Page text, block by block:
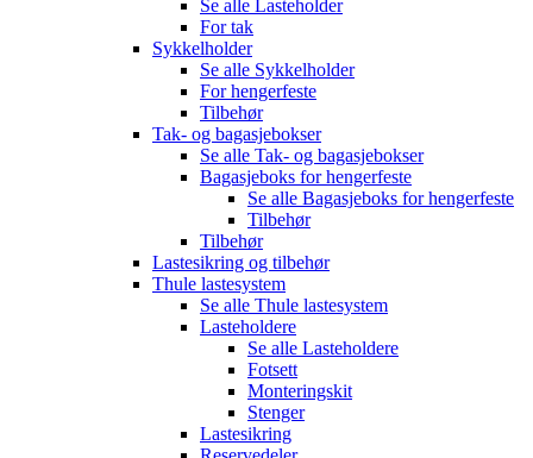
Se alle Lasteholder
For tak
Sykkelholder
Se alle Sykkelholder
For hengerfeste
Tilbehør
Tak- og bagasjebokser
Se alle Tak- og bagasjebokser
Bagasjeboks for hengerfeste
Se alle Bagasjeboks for hengerfeste
Tilbehør
Tilbehør
Lastesikring og tilbehør
Thule lastesystem
Se alle Thule lastesystem
Lasteholdere
Se alle Lasteholdere
Fotsett
Monteringskit
Stenger
Lastesikring